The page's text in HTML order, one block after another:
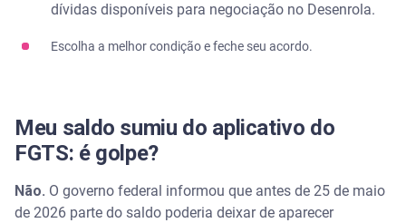
dívidas disponíveis para negociação no Desenrola.
Escolha a melhor condição e feche seu acordo.
Meu saldo sumiu do aplicativo do
FGTS: é golpe?
Não. O governo federal informou que antes de 25 de maio
de 2026 parte do saldo poderia deixar de aparecer